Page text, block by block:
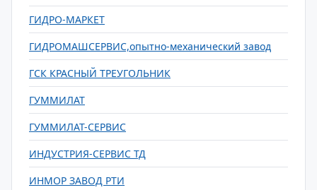
ГИДРО-МАРКЕТ
ГИДРОМАШСЕРВИС,опытно-механический завод
ГСК КРАСНЫЙ ТРЕУГОЛЬНИК
ГУММИЛАТ
ГУММИЛАТ-СЕРВИС
ИНДУСТРИЯ-СЕРВИС ТД
ИНМОР ЗАВОД РТИ